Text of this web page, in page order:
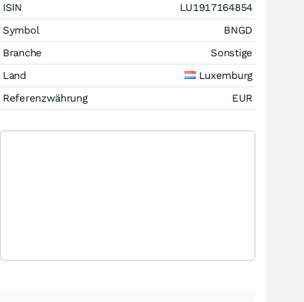
ISIN
LU1917164854
Symbol
BNGD
Branche
Sonstige
Land
Luxemburg
Referenzwährung
EUR